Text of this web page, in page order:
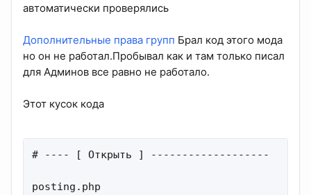
автоматически проверялись
Дополнительные права групп Брал код этого мода
но он не работал.Пробывал как и там только писал
для Админов все равно не работало.
Этот кусок кода
# ---- [ Открыть ] -------------------
posting.php